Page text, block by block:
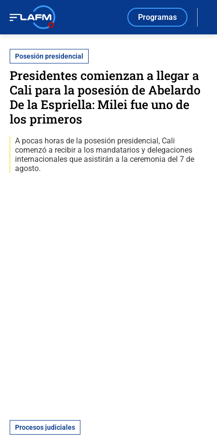
Programas
Posesión presidencial
Presidentes comienzan a llegar a
Cali para la posesión de Abelardo
De la Espriella: Milei fue uno de
los primeros
A pocas horas de la posesión presidencial, Cali
comenzó a recibir a los mandatarios y delegaciones
internacionales que asistirán a la ceremonia del 7 de
agosto.
Procesos judiciales